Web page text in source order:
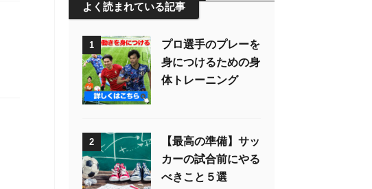
よく読まれている記事
1
プロ選手のプレーを
身につけるための身
体トレーニング
2
【最高の準備】サッ
カーの試合前にやる
べきこと５選